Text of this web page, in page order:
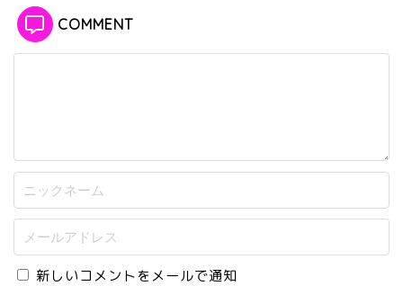
COMMENT
新しいコメントをメールで通知